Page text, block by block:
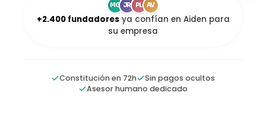
MG JR PL AV
+2.400 fundadoresya confían en Aiden para
su empresa
Constitución en 72h
Sin pagos ocultos
Asesor humano dedicado